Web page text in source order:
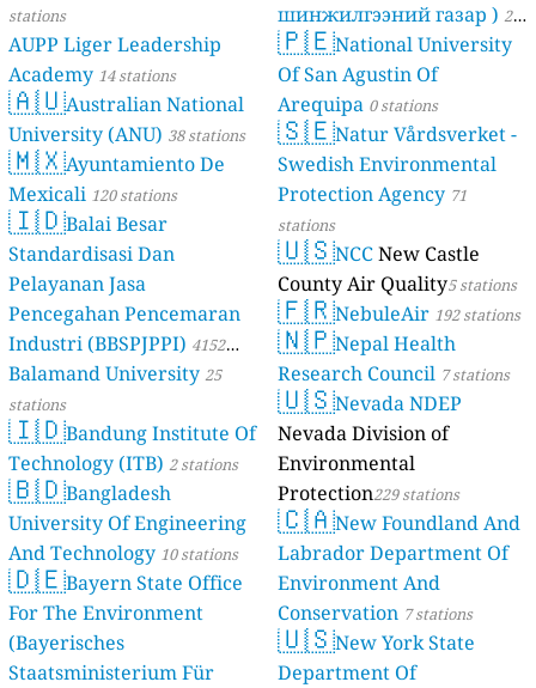
stations
AUPP Liger Leadership
Academy 14 stations
🇦🇺Australian National
University (ANU) 38 stations
🇲🇽Ayuntamiento De
Mexicali 120 stations
🇮🇩Balai Besar
Standardisasi Dan
Pelayanan Jasa
Pencegahan Pencemaran
Industri (BBSPJPPI) 4152
stations
Balamand University25
stations
🇮🇩Bandung Institute Of
Technology (ITB) 2 stations
🇧🇩Bangladesh
University Of Engineering
And Technology 10 stations
🇩🇪Bayern State Office
For The Environment
(Bayerisches
Staatsministerium Für
шинжилгээний газар ) 21
stations
🇵🇪National University
Of San Agustin Of
Arequipa 0 stations
🇸🇪Natur Vårdsverket -
Swedish Environmental
Protection Agency 71
stations
🇺🇸NCCNew Castle
County Air Quality5 stations
🇫🇷NebuleAir 192 stations
🇳🇵Nepal Health
Research Council 7 stations
🇺🇸Nevada NDEP
Nevada Division of
Environmental
Protection229 stations
🇨🇦New Foundland And
Labrador Department Of
Environment And
Conservation 7 stations
🇺🇸New York State
Department Of